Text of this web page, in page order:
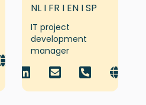
NL I FR I EN I SP
IT project
development
manager